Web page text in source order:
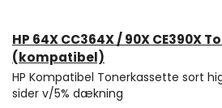
HP 64X CC364X / 90X CE390X
(kompatibel)
HP Kompatibel Tonerkassette sort
sider v/5% dækning